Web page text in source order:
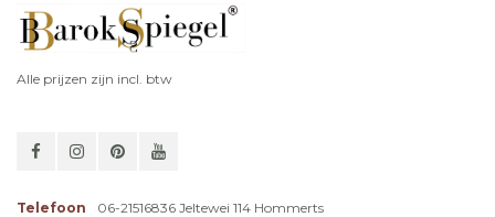
Alle prijzen zijn incl. btw
Telefoon
06-21516836 Jeltewei 114 Hommerts